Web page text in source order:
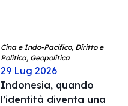
Cina e Indo-Pacifico, Diritto e
Politica, Geopolitica
29 Lug 2026
Indonesia, quando
l’identità diventa una